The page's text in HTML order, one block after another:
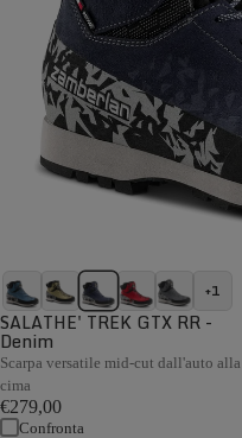
+1
SALATHE' TREK GTX RR -
Denim
Scarpa versatile mid-cut dall'auto alla
cima
€279,00
Confronta